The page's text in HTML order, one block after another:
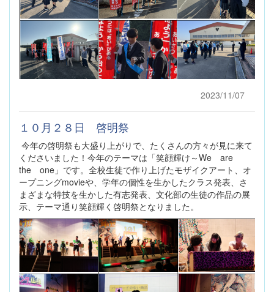
2023/11/07
１０月２８日 啓明祭
今年の啓明祭も大盛り上がりで、たくさんの方々が見に来て
くださいました！今年のテーマは「笑顔輝け～We are
the one」です。全校生徒で作り上げたモザイクアート、オ
ープニングmovieや、学年の個性を生かしたクラス発表、さ
まざまな特技を生かした有志発表、文化部の生徒の作品の展
示、テーマ通り笑顔輝く啓明祭となりました。